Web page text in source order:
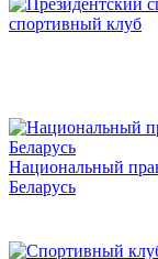
спортивный клуб
Национальный
Беларусь